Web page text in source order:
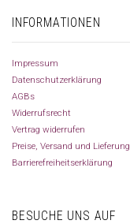
INFORMATIONEN
Impressum
Datenschutzerklärung
AGBs
Widerrufsrecht
Vertrag widerrufen
Preise, Versand und Lieferung
Barrierefreiheitserklärung
BESUCHE UNS AUF